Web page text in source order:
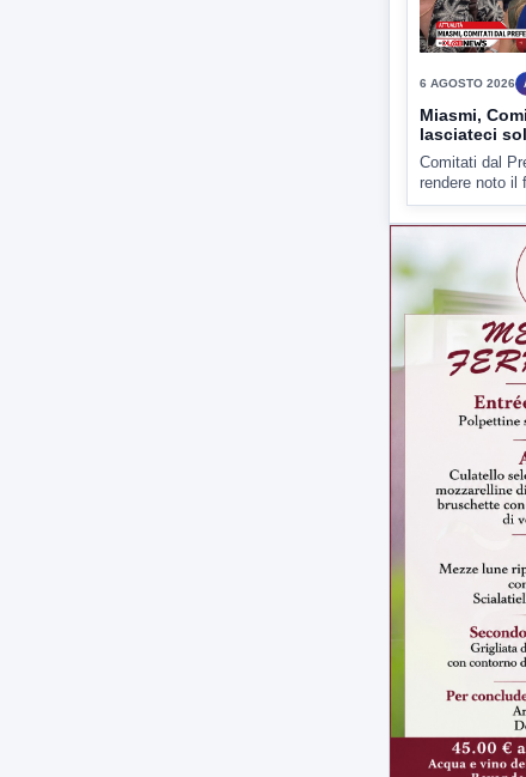
6 AGOSTO 2026
Miasmi,
lasciateci
Comitati dal
rendere noto il